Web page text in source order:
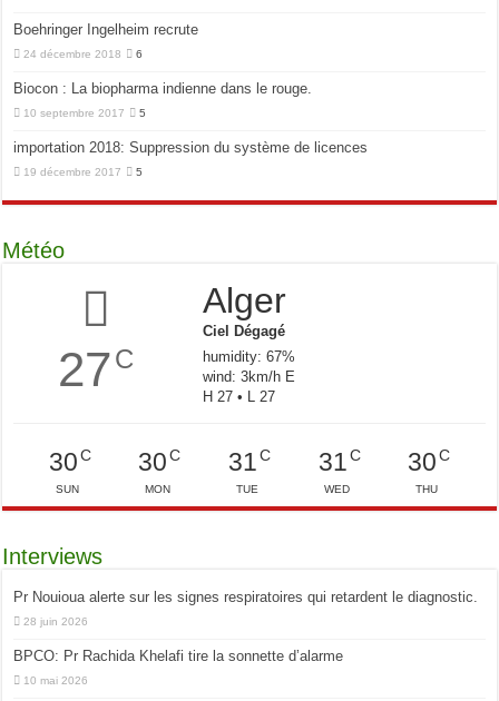
Boehringer Ingelheim recrute
24 décembre 2018 6
Biocon : La biopharma indienne dans le rouge.
10 septembre 2017 5
importation 2018: Suppression du système de licences
19 décembre 2017 5
Météo
27C
Alger
Ciel Dégagé
humidity: 67%
wind: 3km/h E
H 27 • L 27
30C
SUN
30 C
MON
31C
TUE
31C
WED
30 C
THU
Interviews
Pr Nouioua alerte sur les signes respiratoires qui retardent le diagnostic.
28 juin 2026
BPCO: Pr Rachida Khelafi tire la sonnette d’alarme
10 mai 2026